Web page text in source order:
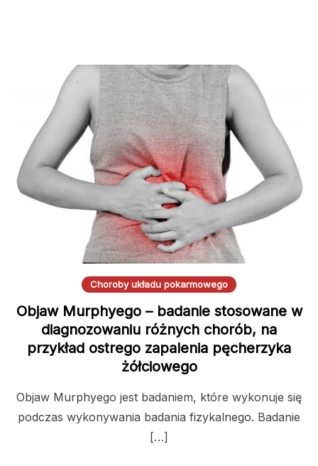
Choroby układu pokarmowego
Objaw Murphyego – badanie stosowane w
diagnozowaniu różnych chorób, na
przykład ostrego zapalenia pęcherzyka
żółciowego
Objaw Murphyego jest badaniem, które wykonuje się
podczas wykonywania badania fizykalnego. Badanie
[…]